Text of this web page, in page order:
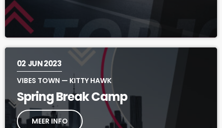
02 JUN 2023
VIBES TOWN — KITTY HAWK
Spring Break Camp
MEER INFO